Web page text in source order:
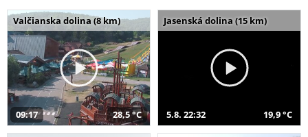
Valčianska dolina (8 km)
09:17 28,5 °C
Jasenská dolina (15 km)
5.8. 22:32 19,9 °C